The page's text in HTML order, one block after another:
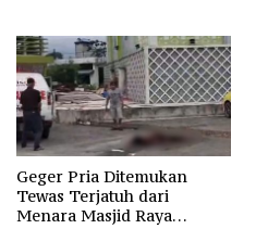
Geger Pria Ditemukan
Tewas Terjatuh dari
Menara Masjid Raya